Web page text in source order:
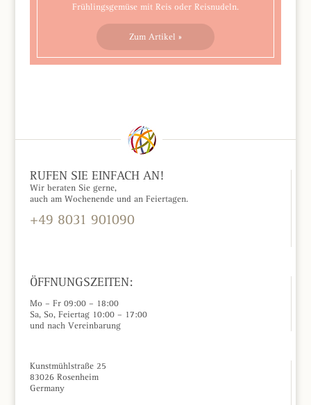
Frühlingsgemüse mit Reis oder Reisnudeln.
Zum Artikel »
RUFEN SIE EINFACH AN!
Wir beraten Sie gerne,
auch am Wochenende und an Feiertagen.
+49 8031 901090
ÖFFNUNGSZEITEN:
Mo – Fr 09:00 – 18:00
Sa, So, Feiertag 10:00 – 17:00
und nach Vereinbarung
Kunstmühlstraße 25
83026 Rosenheim
Germany